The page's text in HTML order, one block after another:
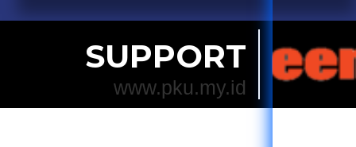
SUPPORT
www.pku.my.id